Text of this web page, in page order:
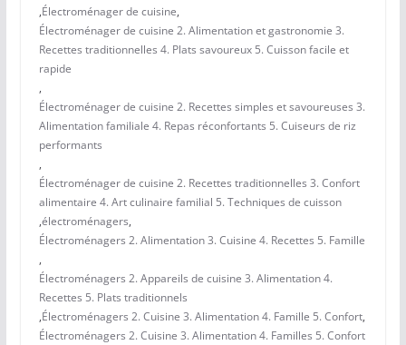
,Électroménager de cuisine,
Électroménager de cuisine 2. Alimentation et gastronomie 3.
Recettes traditionnelles 4. Plats savoureux 5. Cuisson facile et
rapide
,
Électroménager de cuisine 2. Recettes simples et savoureuses 3.
Alimentation familiale 4. Repas réconfortants 5. Cuiseurs de riz
performants
,
Électroménager de cuisine 2. Recettes traditionnelles 3. Confort
alimentaire 4. Art culinaire familial 5. Techniques de cuisson
,électroménagers,
Électroménagers 2. Alimentation 3. Cuisine 4. Recettes 5. Famille
,
Électroménagers 2. Appareils de cuisine 3. Alimentation 4.
Recettes 5. Plats traditionnels
,Électroménagers 2. Cuisine 3. Alimentation 4. Famille 5. Confort,
Électroménagers 2. Cuisine 3. Alimentation 4. Familles 5. Confort